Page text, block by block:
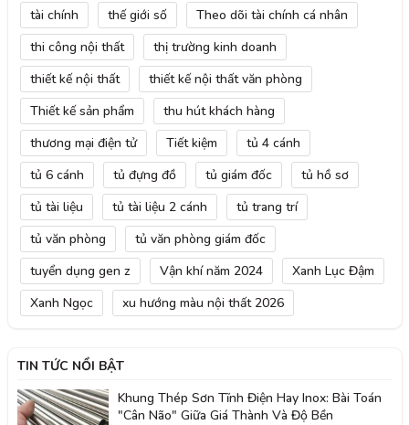
tài chính
thế giới số
Theo dõi tài chính cá nhân
thi công nội thất
thị trường kinh doanh
thiết kế nội thất
thiết kế nội thất văn phòng
Thiết kế sản phẩm
thu hút khách hàng
thương mại điện tử
Tiết kiệm
tủ 4 cánh
tủ 6 cánh
tủ đựng đồ tủ giám đốc
tủ hồ sơ
tủ tài liệu
tủ tài liệu 2 cánh
tủ trang trí
tủ văn phòng
tủ văn phòng giám đốc
tuyển dụng gen z
Vận khí năm 2024
Xanh Lục Đậm
Xanh Ngọc
xu hướng màu nội thất 2026
TIN TỨC NỔI BẬT
Khung Thép Sơn Tĩnh Điện Hay Inox: Bài Toán
"Cân Não" Giữa Giá Thành Và Độ Bền